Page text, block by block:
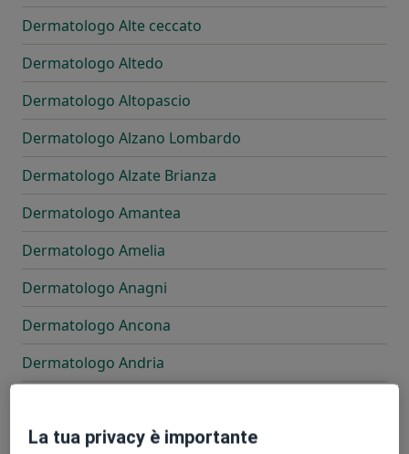
Dermatologo Alte ceccato
Dermatologo Altedo
Dermatologo Altopascio
Dermatologo Alzano Lombardo
Dermatologo Alzate Brianza
Dermatologo Amantea
Dermatologo Amelia
Dermatologo Anagni
Dermatologo Ancona
Dermatologo Andria
Dermatologo Angera
La tua privacy è importante